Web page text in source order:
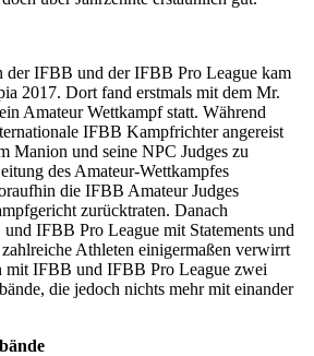
der IFBB und der IFBB Pro League kam
2017. Dort fand erstmals mit dem Mr.
Amateur Wettkampf statt. Während
IFBB Kampfrichter angereist
Manion und seine NPC Judges zu
des Amateur-Wettkampfes
die IFBB Amateur Judges
zurücktraten. Danach
IFBB Pro League mit Statements und
Athleten einigermaßen verwirrt
mit IFBB und IFBB Pro League zwei
die jedoch nichts mehr mit einander